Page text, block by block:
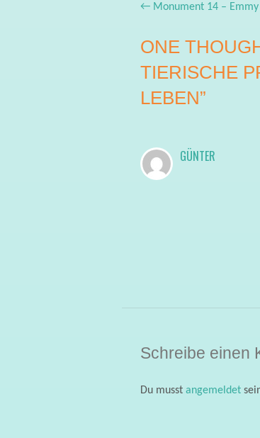
Post
←Monument 14 – Emmy
ONE
TIERISCHE
LEBEN”
GÜNTER
Schreibe einen
Du musst angemeldet